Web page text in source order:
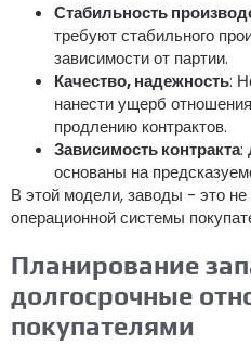
Стабильность
требуют стабильного
зависимости от партии.
Качество, надежность:
нанести ущерб
продлению контрактов.
Зависимость контракта:
основаны на
В этой модели, заводы - это не
операционной системы
Планирование
долгосрочные
покупателями